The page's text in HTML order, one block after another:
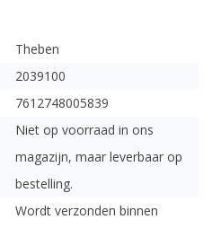
Theben
2039100
7612748005839
Niet op voorraad in ons
magazijn, maar leverbaar op
bestelling.
Wordt verzonden binnen